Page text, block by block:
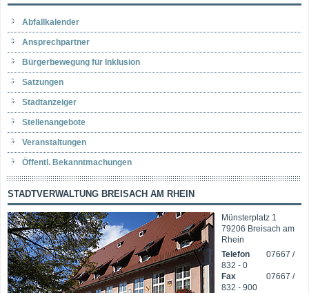
Abfallkalender
Ansprechpartner
Bürgerbewegung für Inklusion
Satzungen
Stadtanzeiger
Stellenangebote
Veranstaltungen
Öffentl. Bekanntmachungen
STADTVERWALTUNG BREISACH AM RHEIN
Münsterplatz 1
79206 Breisach am
Rhein
Telefon
07667 /
832 - 0
Fax
07667 /
832 - 900